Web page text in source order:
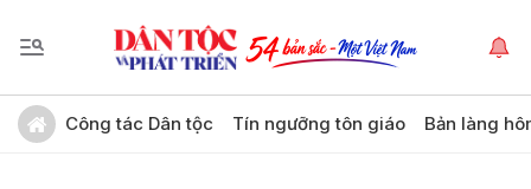
Công tác Dân tộc Tín ngưỡng tôn giáo Bản làng